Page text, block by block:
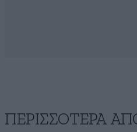
ΠΕΡΙΣΣΟΤΕΡΑ